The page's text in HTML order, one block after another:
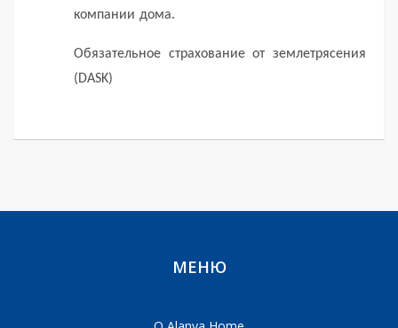
компании дома.
Обязательное страхование от землетрясения
(DASK)
МЕНЮ